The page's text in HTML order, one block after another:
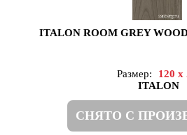
ITALON ROOM GREY
Размер:
120 x
ITALON
СНЯТО С